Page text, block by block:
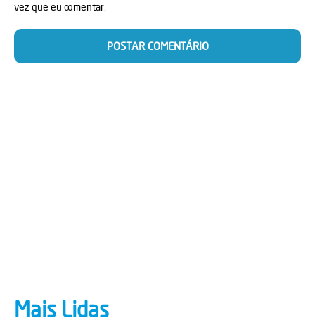
vez que eu comentar.
Mais Lidas